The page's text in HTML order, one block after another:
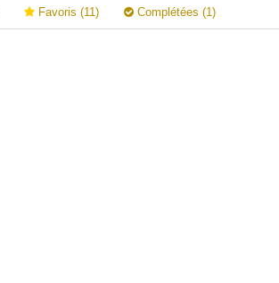
Favoris (11) Complétées (1)